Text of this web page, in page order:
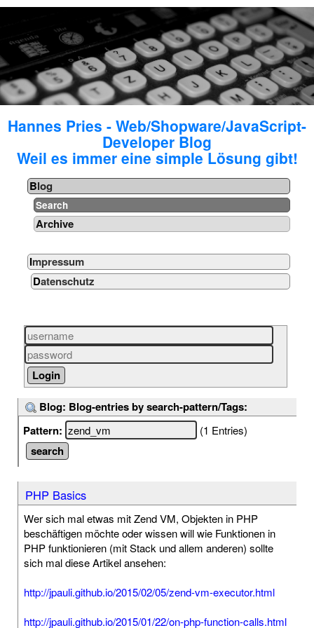
Hannes Pries - Web/Shopware/JavaScript-
Developer Blog
Weil es immer eine simple Lösung gibt!
Blog
Search
Archive
Impressum
Datenschutz
Blog: Blog-entries by search-pattern/Tags:
Pattern:
(1 Entries)
PHP Basics
Wer sich mal etwas mit Zend VM, Objekten in PHP
beschäftigen möchte oder wissen will wie Funktionen in
PHP funktionieren (mit Stack und allem anderen) sollte
sich mal diese Artikel ansehen:
http://jpauli.github.io/2015/02/05/zend-vm-executor.html
http://jpauli.github.io/2015/01/22/on-php-function-calls.html